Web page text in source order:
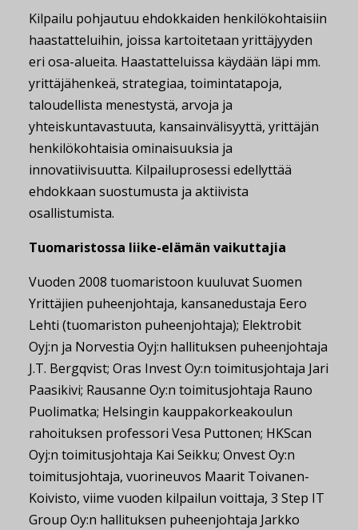
Kilpailu pohjautuu ehdokkaiden henkilökohtaisiin
haastatteluihin, joissa kartoitetaan yrittäjyyden
eri osa-alueita. Haastatteluissa käydään läpi mm.
yrittäjähenkeä, strategiaa, toimintatapoja,
taloudellista menestystä, arvoja ja
yhteiskuntavastuuta, kansainvälisyyttä, yrittäjän
henkilökohtaisia ominaisuuksia ja
innovatiivisuutta. Kilpailuprosessi edellyttää
ehdokkaan suostumusta ja aktiivista
osallistumista.
Tuomaristossa liike-elämän vaikuttajia
Vuoden 2008 tuomaristoon kuuluvat Suomen
Yrittäjien puheenjohtaja, kansanedustaja Eero
Lehti (tuomariston puheenjohtaja); Elektrobit
Oyj:n ja Norvestia Oyj:n hallituksen puheenjohtaja
J.T. Bergqvist; Oras Invest Oy:n toimitusjohtaja Jari
Paasikivi; Rausanne Oy:n toimitusjohtaja Rauno
Puolimatka; Helsingin kauppakorkeakoulun
rahoituksen professori Vesa Puttonen; HKScan
Oyj:n toimitusjohtaja Kai Seikku; Onvest Oy:n
toimitusjohtaja, vuorineuvos Maarit Toivanen-
Koivisto, viime vuoden kilpailun voittaja, 3 Step IT
Group Oy:n hallituksen puheenjohtaja Jarkko